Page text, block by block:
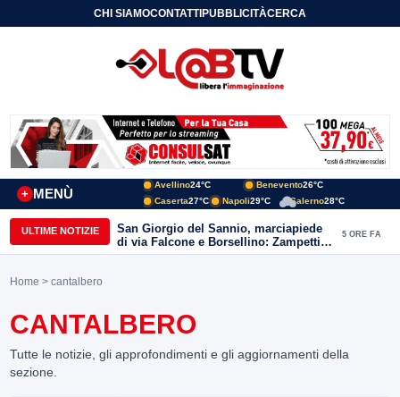
CHI SIAMOCONTATTIPUBBLICITÀCERCA
MENÙ
+
Avellino24°C Benevento26°C
Caserta27°C Napoli29°C Salerno28°C
ULTIME NOTIZIE
San Giorgio del Sannio, marciapiede
di via Falcone e Borsellino: Zampetti e
Lombardi replicano alle polemiche
5 ORE FA
Home > cantalbero
CANTALBERO
Tutte le notizie, gli approfondimenti e gli aggiornamenti della
sezione.